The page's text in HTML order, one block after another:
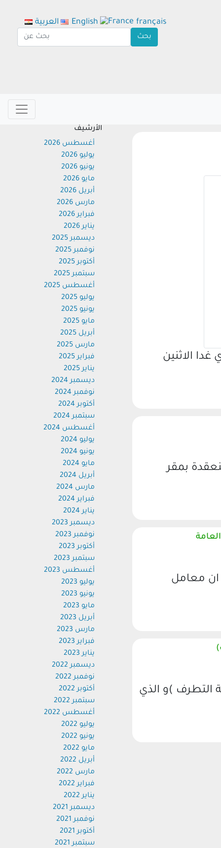
الاثنين
بمقر
معامل
التطرف )و الذي
الأرشيف
أغسطس 2026
يوليو 2026
يونيو 2026
مايو 2026
أبريل 2026
مارس 2026
فبراير 2026
يناير 2026
ديسمبر 2025
نوفمبر 2025
أكتوبر 2025
سبتمبر 2025
أغسطس 2025
يوليو 2025
يونيو 2025
مايو 2025
أبريل 2025
مارس 2025
فبراير 2025
يناير 2025
ديسمبر 2024
نوفمبر 2024
أكتوبر 2024
سبتمبر 2024
أغسطس 2024
يوليو 2024
يونيو 2024
مايو 2024
أبريل 2024
مارس 2024
فبراير 2024
يناير 2024
ديسمبر 2023
نوفمبر 2023
أكتوبر 2023
سبتمبر 2023
أغسطس 2023
يوليو 2023
يونيو 2023
مايو 2023
أبريل 2023
مارس 2023
فبراير 2023
يناير 2023
ديسمبر 2022
نوفمبر 2022
أكتوبر 2022
سبتمبر 2022
أغسطس 2022
يوليو 2022
يونيو 2022
مايو 2022
أبريل 2022
مارس 2022
فبراير 2022
يناير 2022
ديسمبر 2021
نوفمبر 2021
أكتوبر 2021
سبتمبر 2021
العربية English français